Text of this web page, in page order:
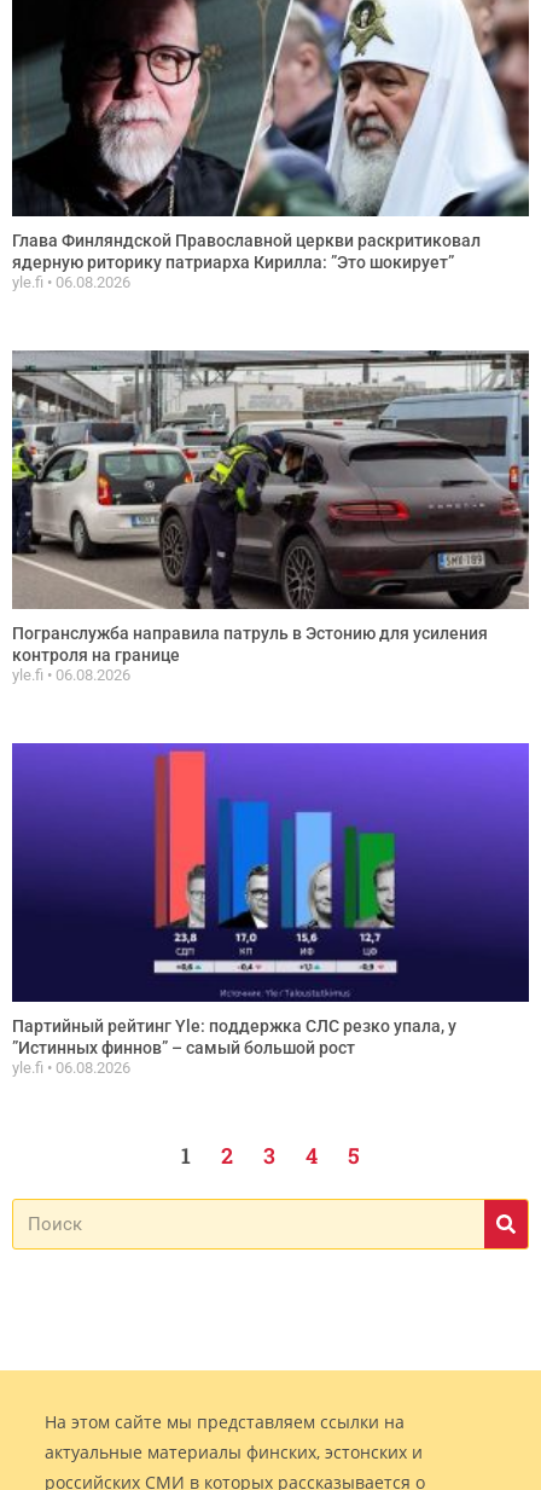
Глава Финляндской Православной церкви раскритиковал
ядерную риторику патриарха Кирилла: ”Это шокирует”
yle.fi 06.08.2026
Погранслужба направила патруль в Эстонию для усиления
контроля на границе
yle.fi 06.08.2026
Партийный рейтинг Yle: поддержка СЛС резко упала, у
”Истинных финнов” – самый большой рост
yle.fi 06.08.2026
1 2 3 4 5
На этом сайте мы представляем ссылки на
актуальные материалы финских, эстонских и
российских СМИ в которых рассказывается о